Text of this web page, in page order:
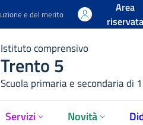
e del merito
Area
Istituto comprensivo
Trento 5
Scuola primaria e secondaria di
Servizi Novità